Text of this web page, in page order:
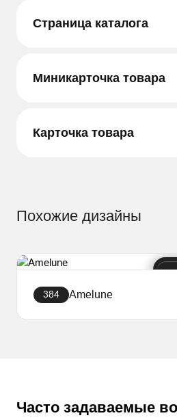
Страница каталога
Миникарточка товара
Карточка товара
Похожие дизайны
384 Amelune
Часто задаваемые